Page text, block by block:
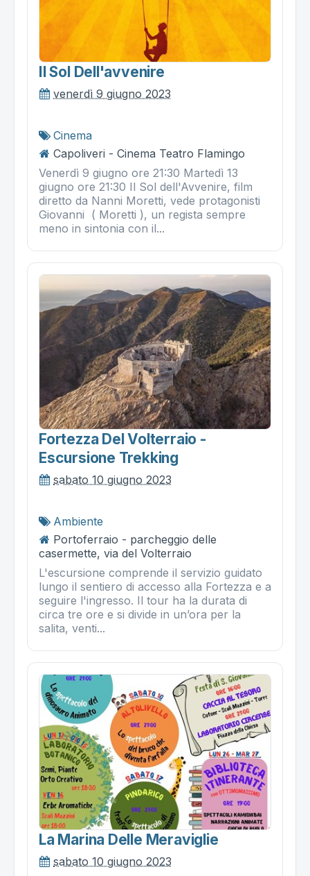
Il Sol Dell'avvenire
venerdì 9 giugno 2023
Cinema
Capoliveri - Cinema Teatro Flamingo
Venerdì 9 giugno ore 21:30 Martedì 13
giugno ore 21:30 Il Sol dell'Avvenire, film
diretto da Nanni Moretti, vede protagonisti
Giovanni ( Moretti ), un regista sempre
meno in sintonia con il...
Fortezza Del Volterraio -
Escursione Trekking
sabato 10 giugno 2023
Ambiente
Portoferraio - parcheggio delle
casermette, via del Volterraio
L'escursione comprende il servizio guidato
lungo il sentiero di accesso alla Fortezza e a
seguire l'ingresso. Il tour ha la durata di
circa tre ore e si divide in un’ora per la
salita, venti...
La Marina Delle Meraviglie
sabato 10 giugno 2023